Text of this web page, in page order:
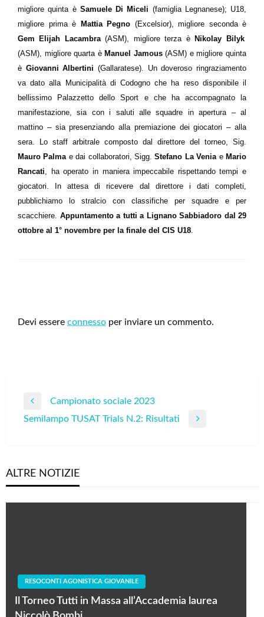
migliore quinta èSamuele Di Miceli (famiglia Legnanese); U18,
migliore prima è Mattia Pegno (Excelsior), migliore seconda è
Gem Elijah Lacambra(ASM), migliore terza è Nikolay Bilyk
(ASM), migliore quarta èManuel Jamous(ASM) e migliore quinta
è Giovanni Albertini(Gallaratese). Un doveroso ringraziamento
va dato alla Municipalità di Codogno che ha reso disponibile il
bellissimo Palazzetto dello Sport e che ha accompagnato la
manifestazione, sia con i saluti alle squadre in apertura – al
mattino – sia presenziando alla premiazione dei giocatori – alla
sera. Lo staff arbitrale composto dal direttore del torneo, Sig.
Mauro Palmae dai collaboratori, Sigg.Stefano La Venia e Mario
Rancati, ha operato in maniera impeccabile rispettando tempi e
giocatori. In attesa di ricevere dal direttore i dati completi,
pubblichiamo lo stralcio con classifiche per squadre e per
scacchiere. Appuntamento a tutti a Lignano Sabbiadoro dal 29
ottobre al 1° novembre per la finale del CIS U18.
Devi essere connesso per inviare un commento.
Navigazione
articoli
Previous
Post
Campionato sociale 2023
Next
Semilampo TUSAT Trials N.2: Risultati
ALTRE NOTIZIE
RESOCONTI AGONISTICA GIOVANILE
Il Torneo Tutti in Massa all’Accademia laurea